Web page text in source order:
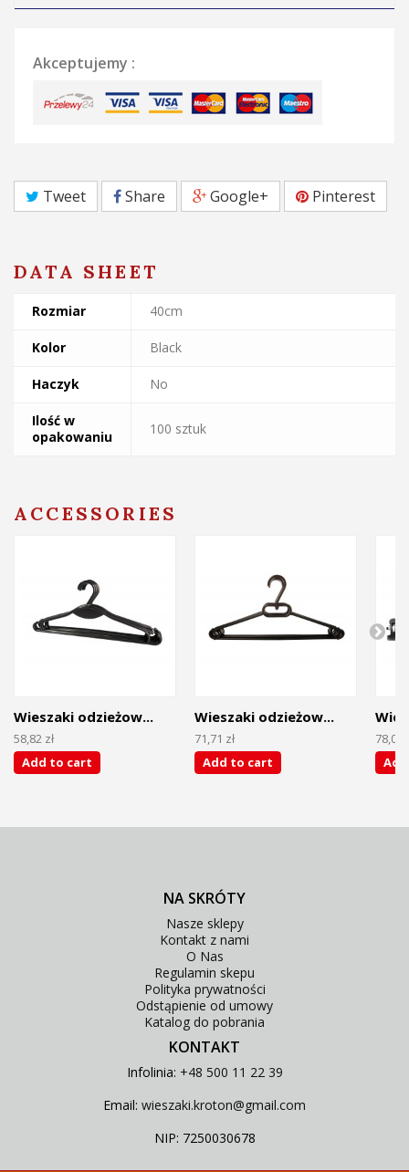
Akceptujemy :
Tweet Share Google+ Pinterest
DATA SHEET
Rozmiar 40cm
Kolor Black
Haczyk No
Ilość w
opakowaniu
100 sztuk
ACCESSORIES
Wieszaki odzieżow...
58,82 zł
Add to cart
Wieszaki odzieżow...
71,71 zł
Add to cart
78,00
NA SKRÓTY
Nasze sklepy
Kontakt z nami
O Nas
Regulamin skepu
Polityka prywatności
Odstąpienie od umowy
Katalog do pobrania
KONTAKT
Infolinia: +48 500 11 22 39
Email: wieszaki.kroton@gmail.com
NIP: 7250030678